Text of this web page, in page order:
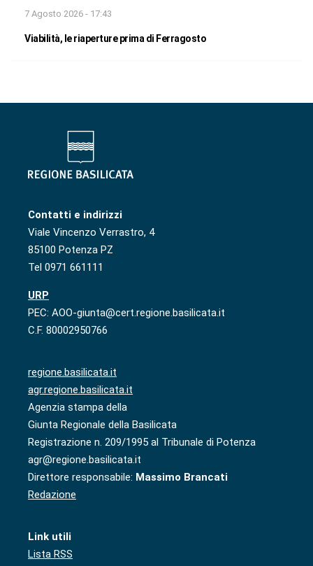
7 Agosto 2026 - 17:43
Viabilità, le riaperture prima di Ferragosto
Contatti e indirizzi
Viale Vincenzo Verrastro, 4
85100 Potenza PZ
Tel 0971 661111
URP
PEC: AOO-giunta@cert.regione.basilicata.it
C.F. 80002950766
regione.basilicata.it
agr.regione.basilicata.it
Agenzia stampa della
Giunta Regionale della Basilicata
Registrazione n. 209/1995 al Tribunale di Potenza
agr@regione.basilicata.it
Direttore responsabile: Massimo Brancati
Redazione
Link utili
Lista RSS